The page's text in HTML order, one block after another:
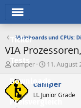
Ticker
Downloads
Preisvergleich
Mainboards und CPUs:
VIA
E
s
e
camper
E
s
e
11. August
camper
Lt. Junior Grade